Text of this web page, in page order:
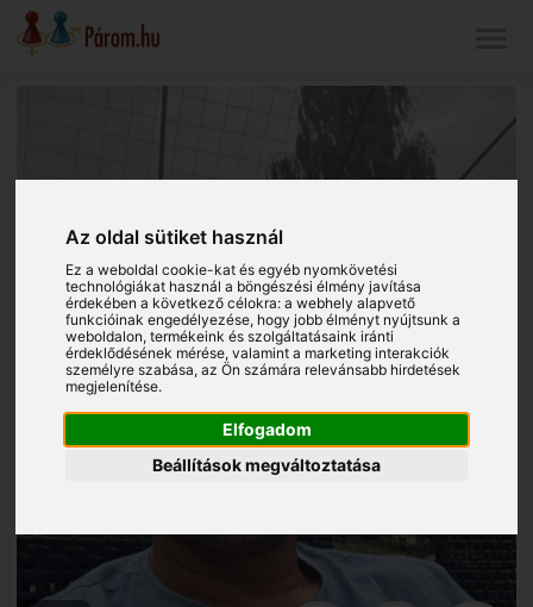
Az oldal sütiket használ
Ez a weboldal cookie-kat és egyéb nyomkövetési
technológiákat használ a böngészési élmény javítása
érdekében a következő célokra:a webhely alapvető
funkcióinak engedélyezése, hogy jobb élményt nyújtsunk a
weboldalon,termékeink és szolgáltatásaink iránti
érdeklődésének mérése, valamint a marketing interakciók
személyre szabása,az Ön számára relevánsabb hirdetések
megjelenítése.
Elfogadom
Beállítások megváltoztatása